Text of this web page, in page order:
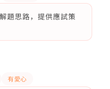
題思路，提供應試策
有愛心